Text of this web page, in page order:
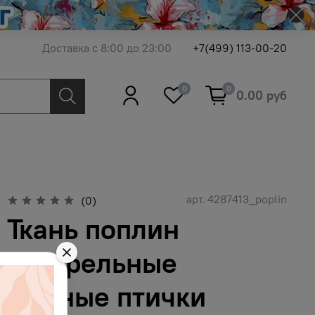
Доставка с 8:00 до 23:00 +7(499) 113-00-20
0 0 0.00 руб
(0) арт. 4287413_poplin
Ткань поплин
акварельные
нежные птички